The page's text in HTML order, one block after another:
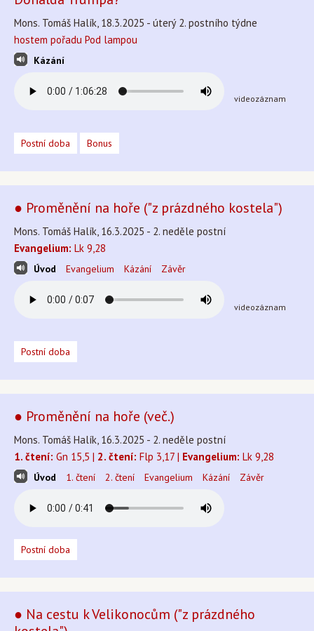
Mons. Tomáš Halík, 18.3.2025 - úterý 2. postního týdne
hostem pořadu Pod lampou
Kázání
videozáznam
Postní doba Bonus
● Proměnění na hoře ("z prázdného kostela")
Mons. Tomáš Halík, 16.3.2025 - 2. neděle postní
Evangelium: Lk 9,28
Úvod Evangelium Kázání Závěr
videozáznam
Postní doba
● Proměnění na hoře (več.)
Mons. Tomáš Halík, 16.3.2025 - 2. neděle postní
1. čtení: Gn 15,5 | 2. čtení: Flp 3,17 | Evangelium: Lk 9,28
Úvod 1. čtení 2. čtení Evangelium Kázání Závěr
Postní doba
● Na cestu k Velikonocům ("z prázdného